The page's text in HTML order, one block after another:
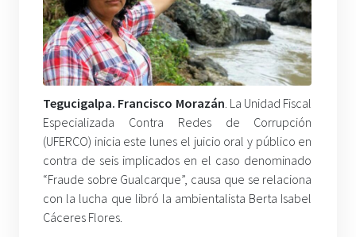
Tegucigalpa. Francisco Morazán. La Unidad Fiscal
Especializada Contra Redes de Corrupción
(UFERCO) inicia este lunes el juicio oral y público en
contra de seis implicados en el caso denominado
“Fraude sobre Gualcarque”, causa que se relaciona
con la lucha que libró la ambientalista Berta Isabel
Cáceres Flores.